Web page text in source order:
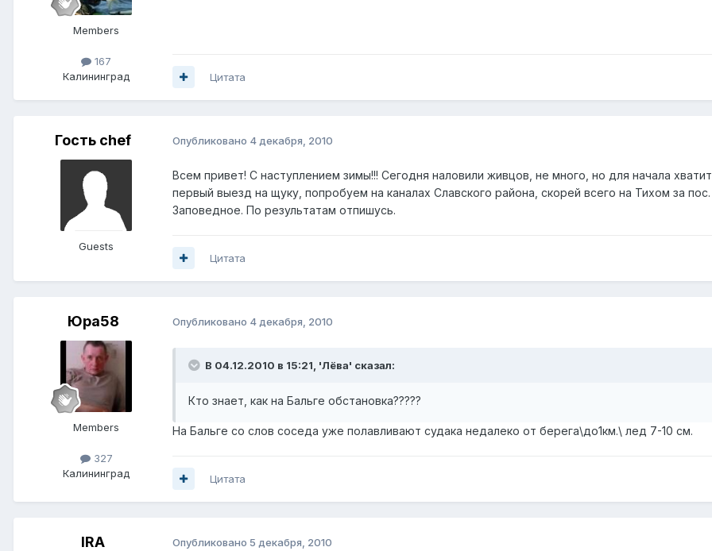
Members
167
Калининград
Цитата
Гость chef
Guests
Опубликовано 4 декабря, 2010
Всем привет! С наступлением зимы!!! Сегодня наловили живцов, не много, но для начала
первый выезд на щуку, попробуем на каналах Славского района, скорей всего на Тихом за пос.
Заповедное. По результатам отпишусь.
Цитата
Юра58
Members
327
Калининград
Опубликовано 4 декабря, 2010
В 04.12.2010 в 15:21, 'Лёва' сказал:
Кто знает, как на Бальге обстановка?????
На Бальге со слов соседа уже полавливают судака недалеко от берега\до1км.\ лед 7-10 см.
Цитата
IRA Опубликовано 5 декабря, 2010